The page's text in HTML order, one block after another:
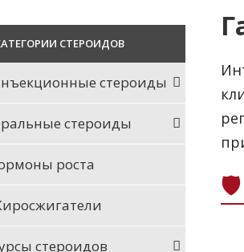
СТЕРОИДОВ
стероиды
стероиды
роста
стероидов
🛡️